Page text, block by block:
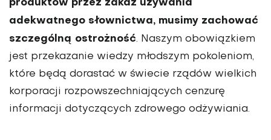
produktów przez zakaz używania
adekwatnego słownictwa, musimy zachować
szczególną ostrożność. Naszym obowiązkiem
jest przekazanie wiedzy młodszym pokoleniom,
które będą dorastać w świecie rządów wielkich
korporacji rozpowszechniających cenzurę
informacji dotyczących zdrowego odżywiania.